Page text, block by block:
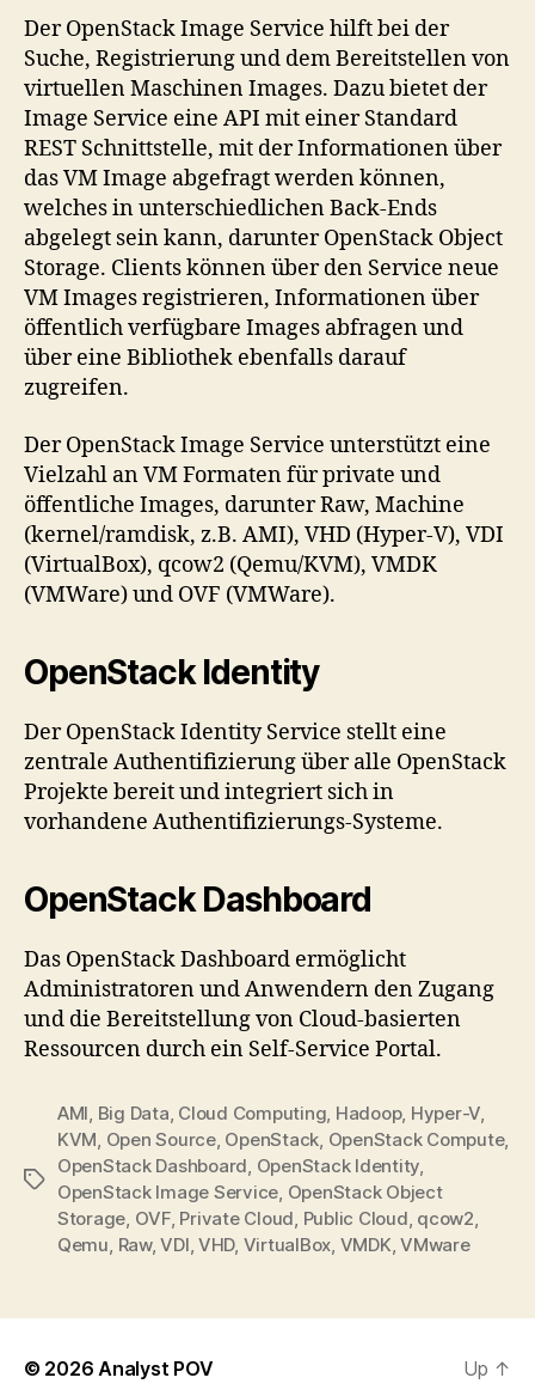
Der OpenStack Image Service hilft bei der
Suche, Registrierung und dem Bereitstellen von
virtuellen Maschinen Images. Dazu bietet der
Image Service eine API mit einer Standard
REST Schnittstelle, mit der Informationen über
das VM Image abgefragt werden können,
welches in unterschiedlichen Back-Ends
abgelegt sein kann, darunter OpenStack Object
Storage. Clients können über den Service neue
VM Images registrieren, Informationen über
öffentlich verfügbare Images abfragen und
über eine Bibliothek ebenfalls darauf
zugreifen.
Der OpenStack Image Service unterstützt eine
Vielzahl an VM Formaten für private und
öffentliche Images, darunter Raw, Machine
(kernel/ramdisk, z.B. AMI), VHD (Hyper-V), VDI
(VirtualBox), qcow2 (Qemu/KVM), VMDK
(VMWare) und OVF (VMWare).
OpenStack Identity
Der OpenStack Identity Service stellt eine
zentrale Authentifizierung über alle OpenStack
Projekte bereit und integriert sich in
vorhandene Authentifizierungs-Systeme.
OpenStack Dashboard
Das OpenStack Dashboard ermöglicht
Administratoren und Anwendern den Zugang
und die Bereitstellung von Cloud-basierten
Ressourcen durch ein Self-Service Portal.
Tags
AMI Big Data Cloud Computing Hadoop, Hyper-V
KVM Open Source, OpenStack OpenStack Compute,
OpenStack Dashboard OpenStack Identity
OpenStack Image Service OpenStack Object
Storage OVF, Private Cloud Public Cloud qcow2
Qemu Raw,VDI VHD, VirtualBox VMDK ,VMware
© 2026 Analyst POV Up ↑